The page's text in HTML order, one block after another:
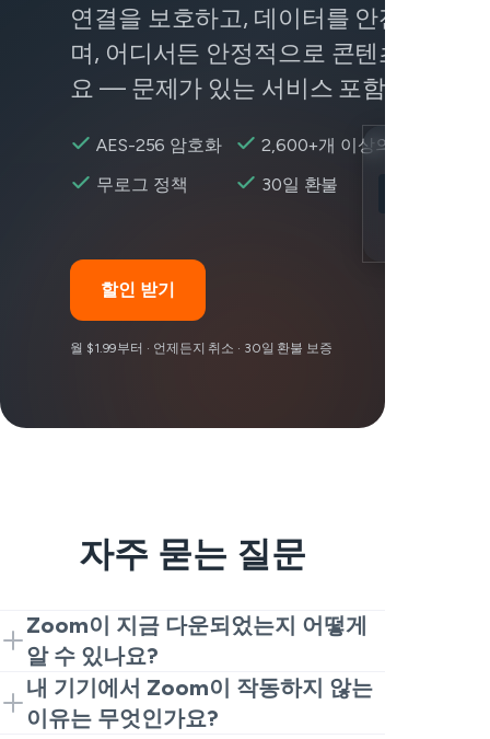
연결을 보호하고, 데이터를 안전하게 유
며, 어디서든 안정적으로 콘텐츠에 접근
요 — 문제가 있는 서비스 포함.
AES-256 암호화
2,600+개 이상의 서버
무로그 정책
30일 환불
할인 받기
월 $1.99부터 · 언제든지 취소 · 30일 환불 보증
자주 묻는 질문
Zoom이 지금 다운되었는지 어떻게
알 수 있나요?
이 라이브 Zoom 다운 페이지에서 시작해
보세요. 많은 사용자가 동시에 불평하면
내 기기에서 Zoom이 작동하지 않는
이유는 무엇인가요?